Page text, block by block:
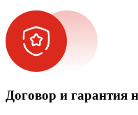
Договор и гарантия